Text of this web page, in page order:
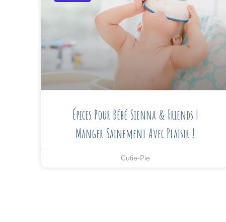
Épices Pour Bébé Sienna & Friends |
Manger Sainement Avec Plaisir !
Cutie-Pie